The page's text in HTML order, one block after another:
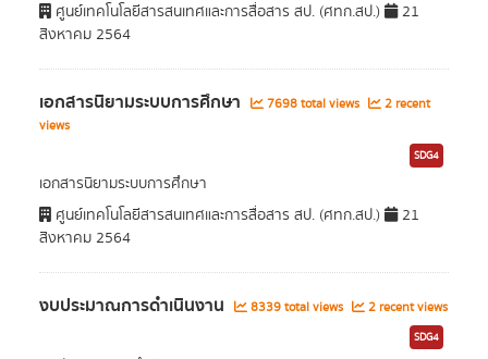
ศูนย์เทคโนโลยีสารสนเทศและการสื่อสาร สป. (ศทก.สป.)
21
สิงหาคม 2564
เอกสารนิยามระบบการศึกษา 7698 total views
2 recent
views
SDG4
เอกสารนิยามระบบการศึกษา
ศูนย์เทคโนโลยีสารสนเทศและการสื่อสาร สป. (ศทก.สป.)
21
สิงหาคม 2564
งบประมาณการดำเนินงาน 8339 total views 2 recent views
SDG4